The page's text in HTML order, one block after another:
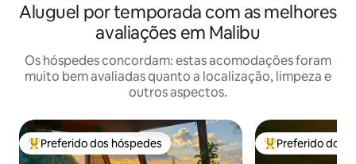
Aluguel por temporada com as melhores
avaliações em Malibu
Os hóspedes concordam: estas acomodações foram
muito bem avaliadas quanto a localização, limpeza e
outros aspectos.
Entre os melhores preferidos dos hóspedes
Preferido dos hóspedes Entre os
Preferido dos